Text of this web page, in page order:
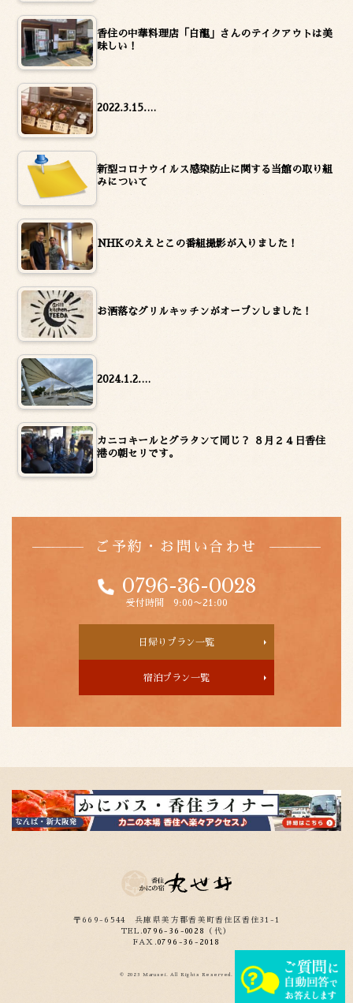
香住の中華料理店「白龍」さんのテイクアウトは美
味しい！
2022.3.15.…
新型コロナウイルス感染防止に関する当館の取り組
みについて
NHKのええとこの番組撮影が入りました！
お洒落なグリルキッチンがオープンしました！
2024.1.2.…
カニコキールとグラタンて同じ？ ８月２４日香住
港の朝セリです。
ご予約・お問い合わせ
0796-36-0028
受付時間 9:00〜21:00
日帰りプラン一覧
宿泊プラン一覧
〒669-6544兵庫県美方郡香美町香住区香住31-1
TEL.0796-36-0028
（代）
FAX.0796-36-2018
© 2023 Marusei. All Rights Reserved.